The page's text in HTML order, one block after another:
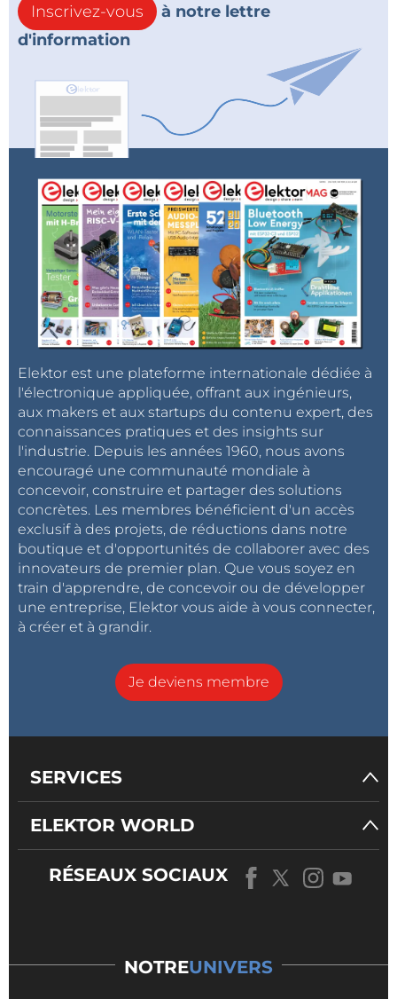
Inscrivez-vous
à notre lettre
d'information
Elektor est une plateforme internationale dédiée à
l'électronique appliquée, offrant aux ingénieurs,
aux makers et aux startups du contenu expert, des
connaissances pratiques et des insights sur
l'industrie. Depuis les années 1960, nous avons
encouragé une communauté mondiale à
concevoir, construire et partager des solutions
concrètes. Les membres bénéficient d'un accès
exclusif à des projets, de réductions dans notre
boutique et d'opportunités de collaborer avec des
innovateurs de premier plan. Que vous soyez en
train d'apprendre, de concevoir ou de développer
une entreprise, Elektor vous aide à vous connecter,
à créer et à grandir.
Je deviens membre
SERVICES
ELEKTOR WORLD
RÉSEAUX SOCIAUX
NOTREUNIVERS